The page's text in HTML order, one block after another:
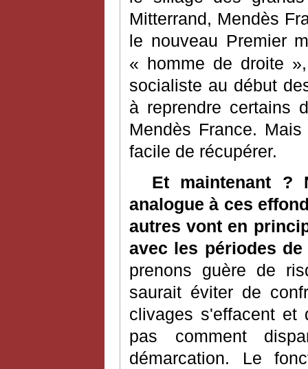
Mitterrand, Mendès
le nouveau Premier
« homme de droite
socialiste au début
à reprendre certains
Mendès France.
facile de récupérer.
Et maintenant ?
analogue à ces
autres vont en
avec les périodes
prenons guère de
saurait éviter de
clivages s'effacent et
pas comment
démarcation. Le